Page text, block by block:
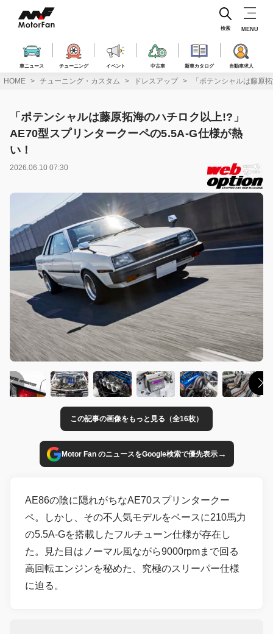
ス
車ニュース チューニング イベント 中古車 新車カタログ 自動車求人
検索 MENU
HOME チューニング・カスタム ドレスアップ 「ポテンシャルは藤原
「ポテンシャルは藤原拓海のハチロク以上!?」
AE70型スプリンタークーペの5.5A-G仕様が熱
い！
2026.06.10 07:30
この記事の画像をもっと見る（全16枚）
Motor Fan のニュースをGoogle検索で優先表示→
AE86の陰に隠れがちなAE70スプリンタークー
ペ。しかし、その不人気モデルをベースに210馬力
の5.5A-Gを搭載したフルチューン仕様が存在し
た。見た目はノーマル風ながら9000rpmまで回る
高回転エンジンを秘めた、究極のスリーパー仕様
に迫る。